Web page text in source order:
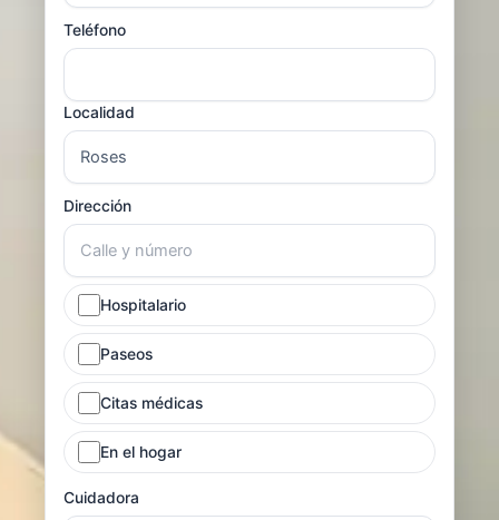
Teléfono
Localidad
Dirección
Hospitalario
Paseos
Citas médicas
En el hogar
Cuidadora